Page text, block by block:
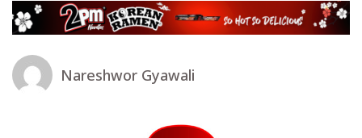
Nareshwor Gyawali